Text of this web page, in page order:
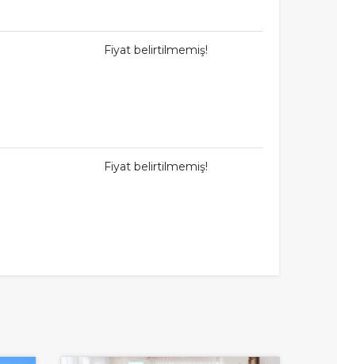
Fiyat belirtilmemiş!
Fiyat belirtilmemiş!